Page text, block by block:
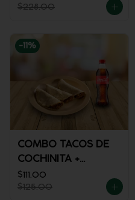
$228.00
-11 %
COMBO TACOS DE
COCHINITA +
REFRESCO
$111.00
$125.00